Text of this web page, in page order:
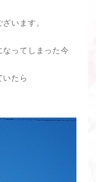
います。
ってしまった今
いたら